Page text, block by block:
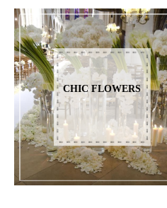
CHIC FLOWERS